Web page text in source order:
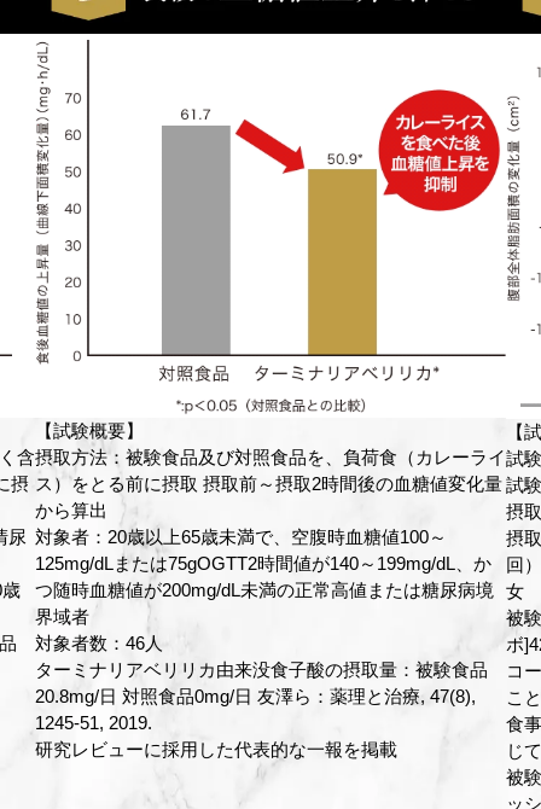
イ
量
【試験概要】
試験デザイン：プラセボ対照ランダム化二重盲検並行群間
試験
摂取期間：12週間
摂取タイミング：食事とともに試験食品を摂取（1日2
回）BMI23以上30未満、20歳以上65歳未満の健常成人男
女
被験者数：被験食品[アクティブ]41名、対照食品[プラセ
ボ]42名 試験開始前と同様の生活を送ること、多量のアル
コール摂取をしないこと、夕食後2時間以内に就寝しない
こと、22時以降間食を含む食事の摂取をしないこと、各
食事の間隔を3時間以上あけることなどを、試験期間を通
じての注意事項として被験者に説明した。
被験食品[アクティブ]：ターミナリアファースト プロフェ
【
試
試
摂
摂
回
女
被
ボ
コ
こ
食
じ
被
ッ